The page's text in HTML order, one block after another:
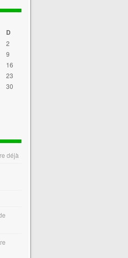
D
2
9
16
23
30
déjà